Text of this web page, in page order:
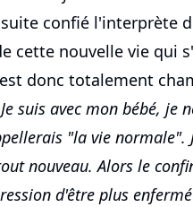
confié l'interprète
cette nouvelle vie qui
donc totalement
Je suis avec mon bébé, je
"la vie normale".
nouveau. Alors le
d'être plus enfermé